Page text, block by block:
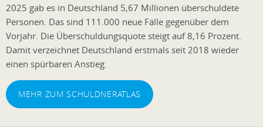
2025 gab es in Deutschland 5,67 Millionen überschuldete
Personen. Das sind 111.000 neue Fälle gegenüber dem
Vorjahr. Die Überschuldungsquote steigt auf 8,16 Prozent.
Damit verzeichnet Deutschland erstmals seit 2018 wieder
einen spürbaren Anstieg.
MEHR ZUM SCHULDNERATLAS